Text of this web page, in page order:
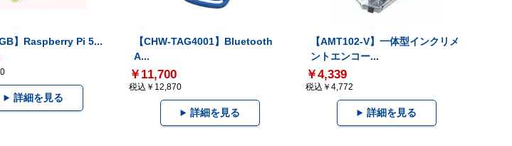
】Raspberry Pi 5...
詳細を見る
【CHW-TAG4001】Bluetooth
A...
￥11,700
税込￥12,870
詳細を見る
【AMT102-V】一体型インクリメ
ントエンコー...
￥4,339
税込￥4,772
詳細を見る